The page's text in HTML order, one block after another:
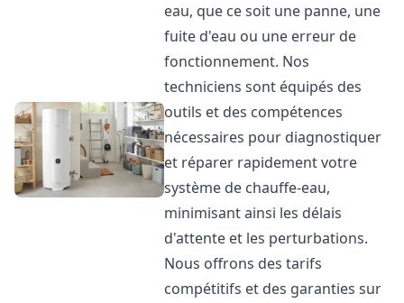
eau, que ce soit une panne, une
fuite d'eau ou une erreur de
fonctionnement. Nos
techniciens sont équipés des
outils et des compétences
nécessaires pour diagnostiquer
et réparer rapidement votre
système de chauffe-eau,
minimisant ainsi les délais
d'attente et les perturbations.
Nous offrons des tarifs
compétitifs et des garanties sur